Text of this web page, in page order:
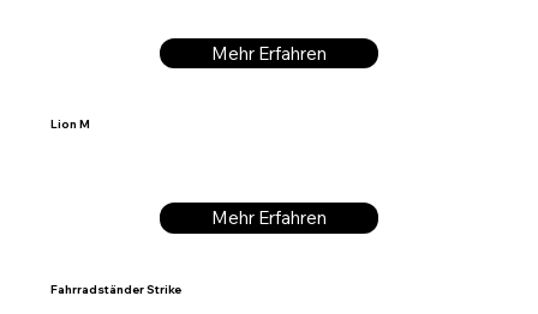
Mehr Erfahren
Lion M
Mehr Erfahren
Fahrradständer Strike